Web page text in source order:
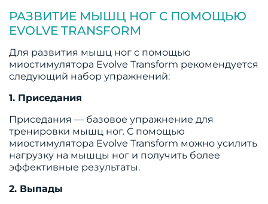
РАЗВИТИЕ МЫШЦ НОГ С ПОМОЩЬЮ
EVOLVE TRANSFORM
Для развития мышц ног с помощью
миостимулятора Evolve Transform рекомендуется
следующий набор упражнений:
1. Приседания
Приседания — базовое упражнение для
тренировки мышц ног. С помощью
миостимулятора Evolve Transform можно усилить
нагрузку на мышцы ног и получить более
эффективные результаты.
2. Выпады